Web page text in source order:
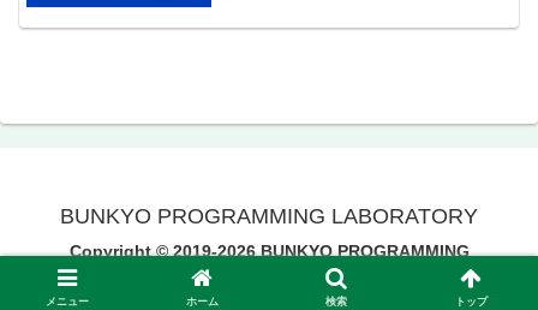
BUNKYO PROGRAMMING LABORATORY
Copyright © 2019-2026 BUNKYO PROGRAMMING
LABORATORY All Rights Reserved.
メニュー ホーム 検索 トップ